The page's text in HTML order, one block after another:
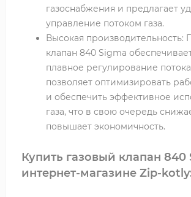
газоснабжения и предлагает
управление потоком газа.
Высокая производительность:
клапан 840 Sigma
плавное регулирование потока
позволяет оптимизировать
и обеспечить эффективное
газа, что в свою очередь
повышает экономичность.
Купить газовый клапан 840
интернет-магазине Zip-